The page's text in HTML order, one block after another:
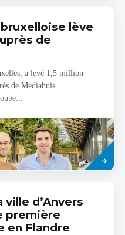
lève
de
a levé 1,5 million
de Mediahuis
Savoir
plus
d’Anvers
première
en Flandre